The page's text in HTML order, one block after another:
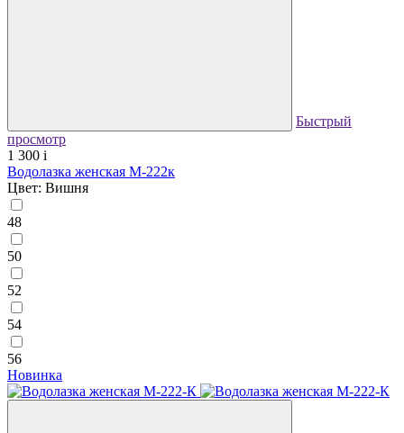
Быстрый
просмотр
1 300 i
Водолазка женская М-222к
Цвет: Вишня
48
50
52
54
56
Новинка